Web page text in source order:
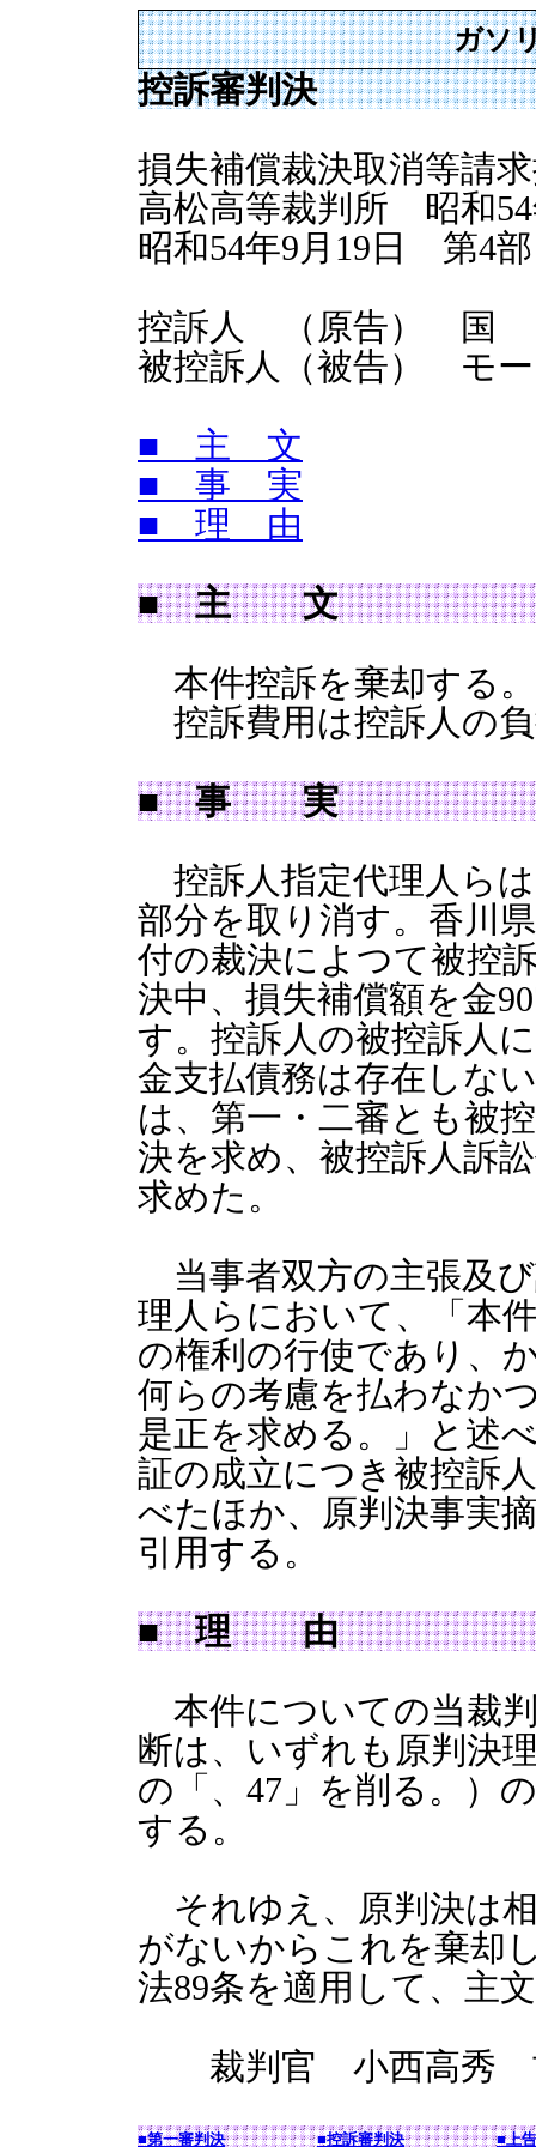
ガソ
控訴審判決
損失補償裁決取消等請
高松高等裁判所 昭和
昭和54年9月19日 第4
控訴人 （原告） 国
被控訴人（被告） モ
■ 主 文
■ 事 実
■ 理 由
■ 主 文
本件控訴を棄却する。
控訴費用は控訴人の
■ 事 実
控訴人指定代理人ら
部分を取り消す。香川
付の裁決によつて被控
決中、損失補償額を金
す。控訴人の被控訴人
金支払債務は存在しな
は、第一・二審とも被
決を求め、被控訴人訴
求めた。
当事者双方の主張及
理人らにおいて、「本
の権利の行使であり、
何らの考慮を払わなか
是正を求める。」と述
証の成立につき被控訴
べたほか、原判決事実
引用する。
■ 理 由
本件についての当裁
断は、いずれも原判決
の「、47」を削る。）
する。
それゆえ、原判決は
がないからこれを棄却
法89条を適用して、主
裁判官 小西高秀
■第一審判決 ■控訴審判決 ■上